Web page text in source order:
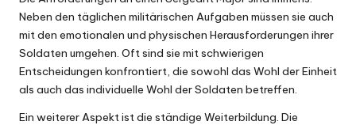
Neben den täglichen militärischen Aufgaben müssen sie auch
mit den emotionalen und physischen Herausforderungen ihrer
Soldaten umgehen. Oft sind sie mit schwierigen
Entscheidungen konfrontiert, die sowohl das Wohl der Einheit
als auch das individuelle Wohl der Soldaten betreffen.
Ein weiterer Aspekt ist die ständige Weiterbildung. Die